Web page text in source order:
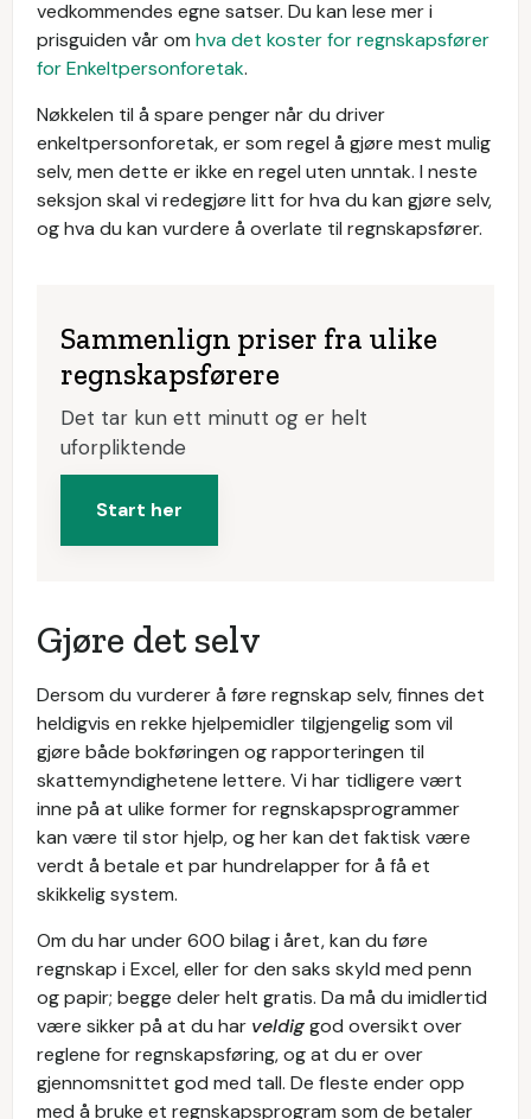
vedkommendes egne satser. Du kan lese mer i
prisguiden vår om hva det koster for regnskapsfører
for Enkeltpersonforetak.
Nøkkelen til å spare penger når du driver
enkeltpersonforetak, er som regel å gjøre mest mulig
selv, men dette er ikke en regel uten unntak. I neste
seksjon skal vi redegjøre litt for hva du kan gjøre selv,
og hva du kan vurdere å overlate til regnskapsfører.
Sammenlign priser fra ulike
regnskapsførere
Det tar kun ett minutt og er helt
uforpliktende
Start her
Gjøre det selv
Dersom du vurderer å føre regnskap selv, finnes det
heldigvis en rekke hjelpemidler tilgjengelig som vil
gjøre både bokføringen og rapporteringen til
skattemyndighetene lettere. Vi har tidligere vært
inne på at ulike former for regnskapsprogrammer
kan være til stor hjelp, og her kan det faktisk være
verdt å betale et par hundrelapper for å få et
skikkelig system.
Om du har under 600 bilag i året, kan du føre
regnskap i Excel, eller for den saks skyld med penn
og papir; begge deler helt gratis. Da må du imidlertid
være sikker på at du har veldiggod oversikt over
reglene for regnskapsføring, og at du er over
gjennomsnittet god med tall. De fleste ender opp
med å bruke et regnskapsprogram som de betaler